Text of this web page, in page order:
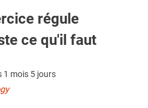
régule
ce qu'il faut
1 mois 5 jours